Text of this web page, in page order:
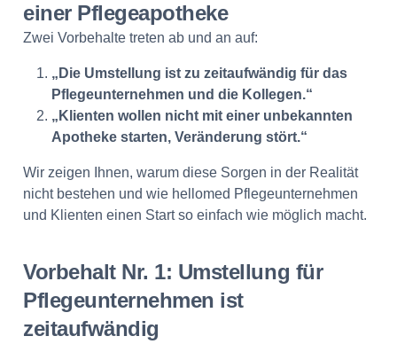
einer Pflegeapotheke
Zwei Vorbehalte treten ab und an auf:
„Die Umstellung ist zu zeitaufwändig für das
Pflegeunternehmen und die Kollegen.“
„Klienten wollen nicht mit einer unbekannten
Apotheke starten, Veränderung stört.“
Wir zeigen Ihnen, warum diese Sorgen in der Realität
nicht bestehen und wie hellomed Pflegeunternehmen
und Klienten einen Start so einfach wie möglich macht.
Vorbehalt Nr. 1: Umstellung für
Pflegeunternehmen ist
zeitaufwändig